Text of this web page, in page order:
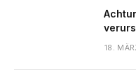
18.